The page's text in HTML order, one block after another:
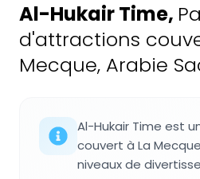
Al-Hukair Time,
d'attractions
Mecque, Arabie
Al-Hukair Time est
couvert à La
niveaux de